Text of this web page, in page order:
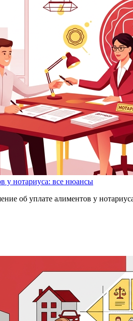
у нотариуса: все нюансы
об уплате алиментов у